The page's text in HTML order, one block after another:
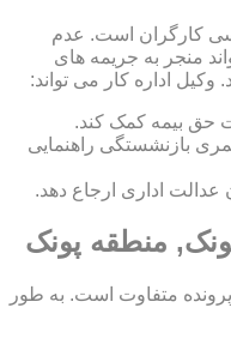
کارگران است. عدم
منجر به جریمه های
اداره کار می تواند:
حق بیمه کمک کند.
بازنشستگی راهنمایی
عدالت اداری ارجاع دهد.
منطقه پونک
پرونده متفاوت است. به طور